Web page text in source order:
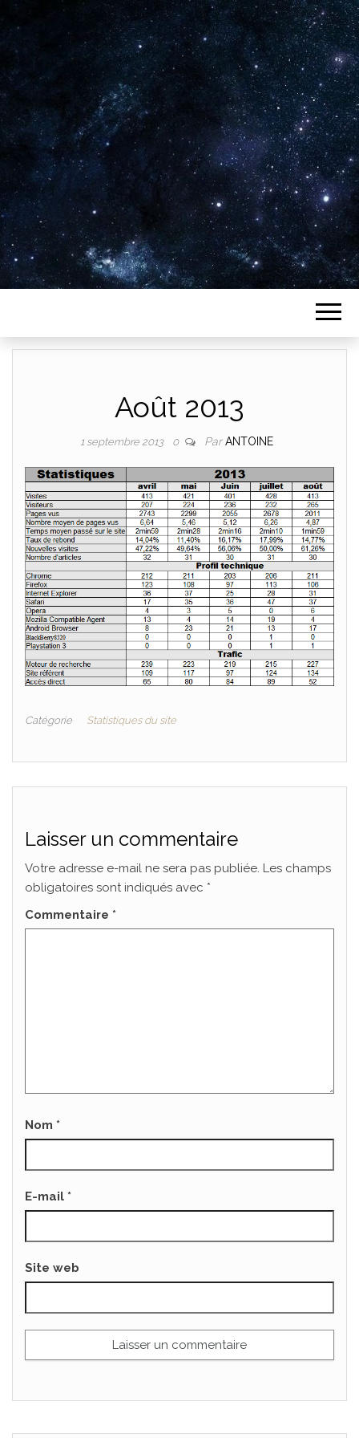
Plus de 2800 critiques de films
Août 2013
1 septembre 2013 0 ParANTOINE
Catégorie Statistiques du site
Laisser un commentaire
Votre adresse e-mail ne sera pas publiée. Les champs
obligatoires sont indiqués avec *
Commentaire *
Nom *
E-mail *
Site web